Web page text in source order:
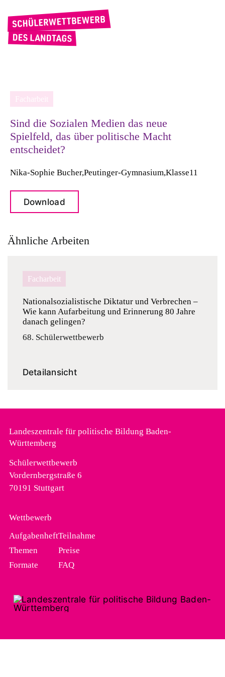
Inhalt
springen
Facharbeit
Sind die Sozialen Medien das neue
Spielfeld, das über politische Macht
entscheidet?
Nika-Sophie Bucher,Peutinger-Gymnasium,Klasse11
Download
Ähnliche Arbeiten
Facharbeit
Nationalsozialistische Diktatur und Verbrechen –
Wie kann Aufarbeitung und Erinnerung 80 Jahre
danach gelingen?
68. Schülerwettbewerb
Detailansicht
Landeszentrale für politische Bildung Baden-
Württemberg
Schülerwettbewerb
Vordernbergstraße 6
70191 Stuttgart
Wettbewerb
Aufgabenheft
Themen
Formate
Teilnahme
Preise
FAQ